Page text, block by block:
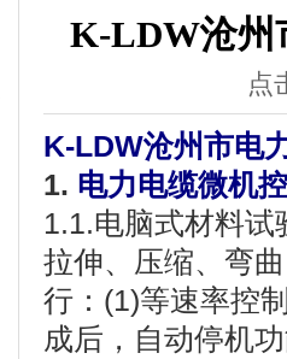
K-LDW沧州
点
K-LDW沧州市电
1. 电力电缆微机
1.1.电脑式材料
拉伸、压缩、弯
行：(1)等速率控
成后，自动停机